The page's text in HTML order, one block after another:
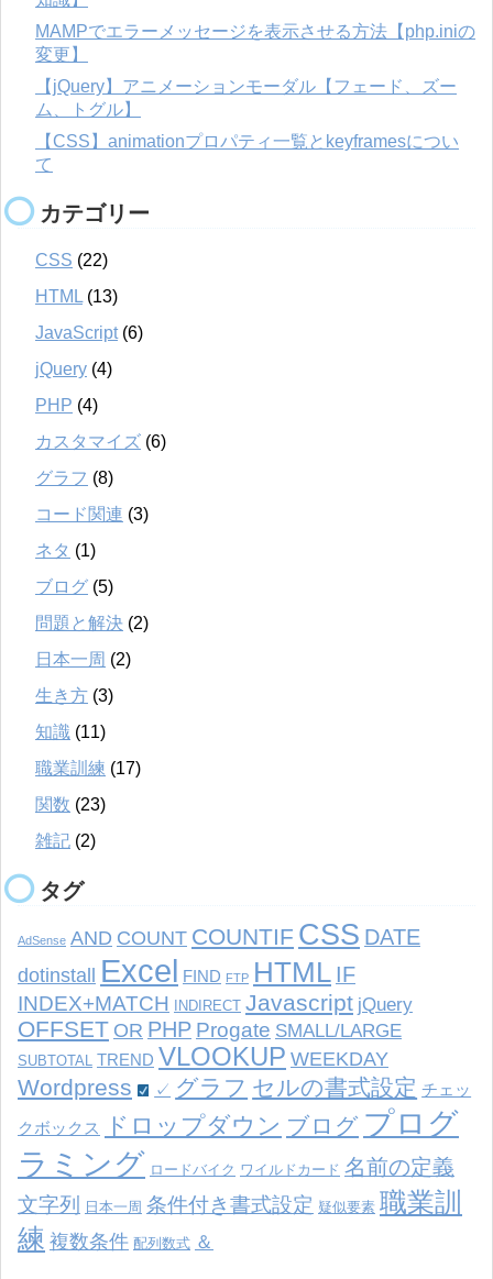
MAMPでエラーメッセージを表示させる方法【php.iniの
変更】
【jQuery】アニメーションモーダル【フェード、ズー
ム、トグル】
【CSS】animationプロパティ一覧とkeyframesについ
て
カテゴリー
CSS (22)
HTML (13)
JavaScript(6)
jQuery (4)
PHP (4)
カスタマイズ (6)
グラフ (8)
コード関連 (3)
ネタ (1)
ブログ (5)
問題と解決 (2)
日本一周 (2)
生き方 (3)
知識 (11)
職業訓練 (17)
関数 (23)
雑記 (2)
タグ
AdSense AND COUNT COUNTIF CSS DATE
dotinstall Excel FIND FTP HTML IF
INDEX+MATCH INDIRECT Javascript jQuery
OFFSET OR PHP Progate SMALL/LARGE
SUBTOTAL TREND VLOOKUP WEEKDAY
Wordpress ✓ グラフ セルの書式設定 チェッ
クボックス ドロップダウン ブログ プログ
ラミング ロードバイク ワイルドカード 名前の定義
文字列 日本一周 条件付き書式設定 疑似要素 職業訓
練 複数条件 配列数式 ＆